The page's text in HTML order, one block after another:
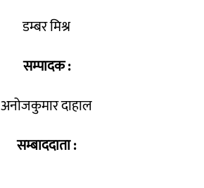
डम्बर मिश्र
सम्पादक :
अनोजकुमार दाहाल
सम्बाददाता :